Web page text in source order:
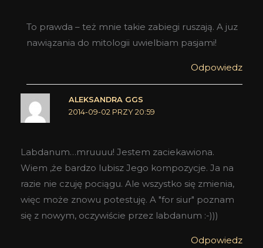
To prawda – też mnie takie zabiegi ruszają. A juz
nawiązania do mitologii uwielbiam pasjami!
Odpowiedz
ALEKSANDRA GGS
2014-09-02 PRZY 20:59
Labdanum…mruuuu! Jestem zaciekawiona.
Wiem ,że bardzo lubisz Jego kompozycje. Ja na
razie nie czuję pociągu. Ale wszystko się zmienia,
więc może znowu potestuję. A "for siur" poznam
się z nowym, oczywiście przez labdanum :-)))
Odpowiedz